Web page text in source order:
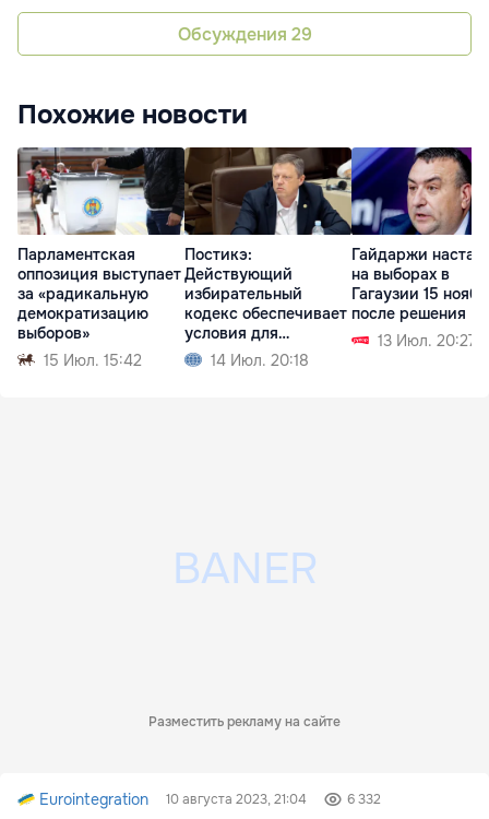
Обсуждения 29
Похожие новости
Парламентская
оппозиция выступает
за «радикальную
демократизацию
выборов»
15 Июл. 15:42
Постикэ:
Действующий
избирательный
кодекс обеспечивает
условия для
свободных выборов
14 Июл. 20:18
Гайдаржи
на выборах в
Гагаузии 15
после решения
13 Июл. 20:27
Разместить рекламу на сайте
Eurointegration 10 августа 2023, 21:04 6 332